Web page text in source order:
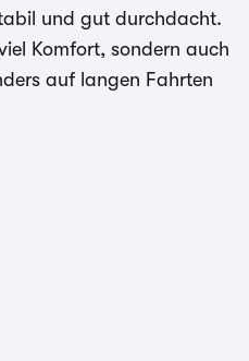
und gut durchdacht.
Komfort, sondern auch
auf langen Fahrten